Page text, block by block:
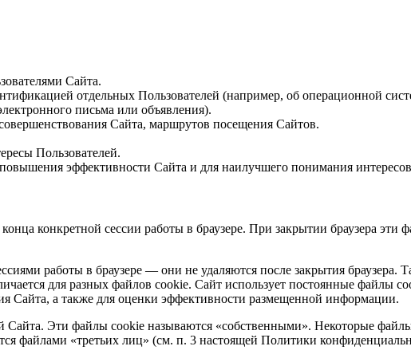
Сайта.
отдельных Пользователей (например, об операционной
письма или объявления).
Сайта, маршрутов посещения Сайтов.
Пользователей.
эффективности Сайта и для наилучшего понимания
конкретной сессии работы в браузере. При закрытии браузера
работы в браузере — они не удаляются после закрытия браузера.
для разных файлов cookie. Сайт использует постоянные файлы
Сайта, а также для оценки эффективности размещенной информации.
Сайта. Эти файлы cookie называются «собственными». Некоторые
файлами «третьих лиц» (см. п. 3 настоящей Политики